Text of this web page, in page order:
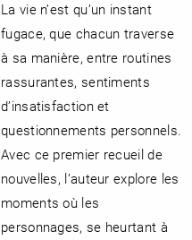
La vie n’est qu’un instant
fugace, que chacun traverse
à sa manière, entre routines
rassurantes, sentiments
d’insatisfaction et
questionnements personnels.
Avec ce premier recueil de
nouvelles, l’auteur explore les
moments où les
personnages, se heurtant à